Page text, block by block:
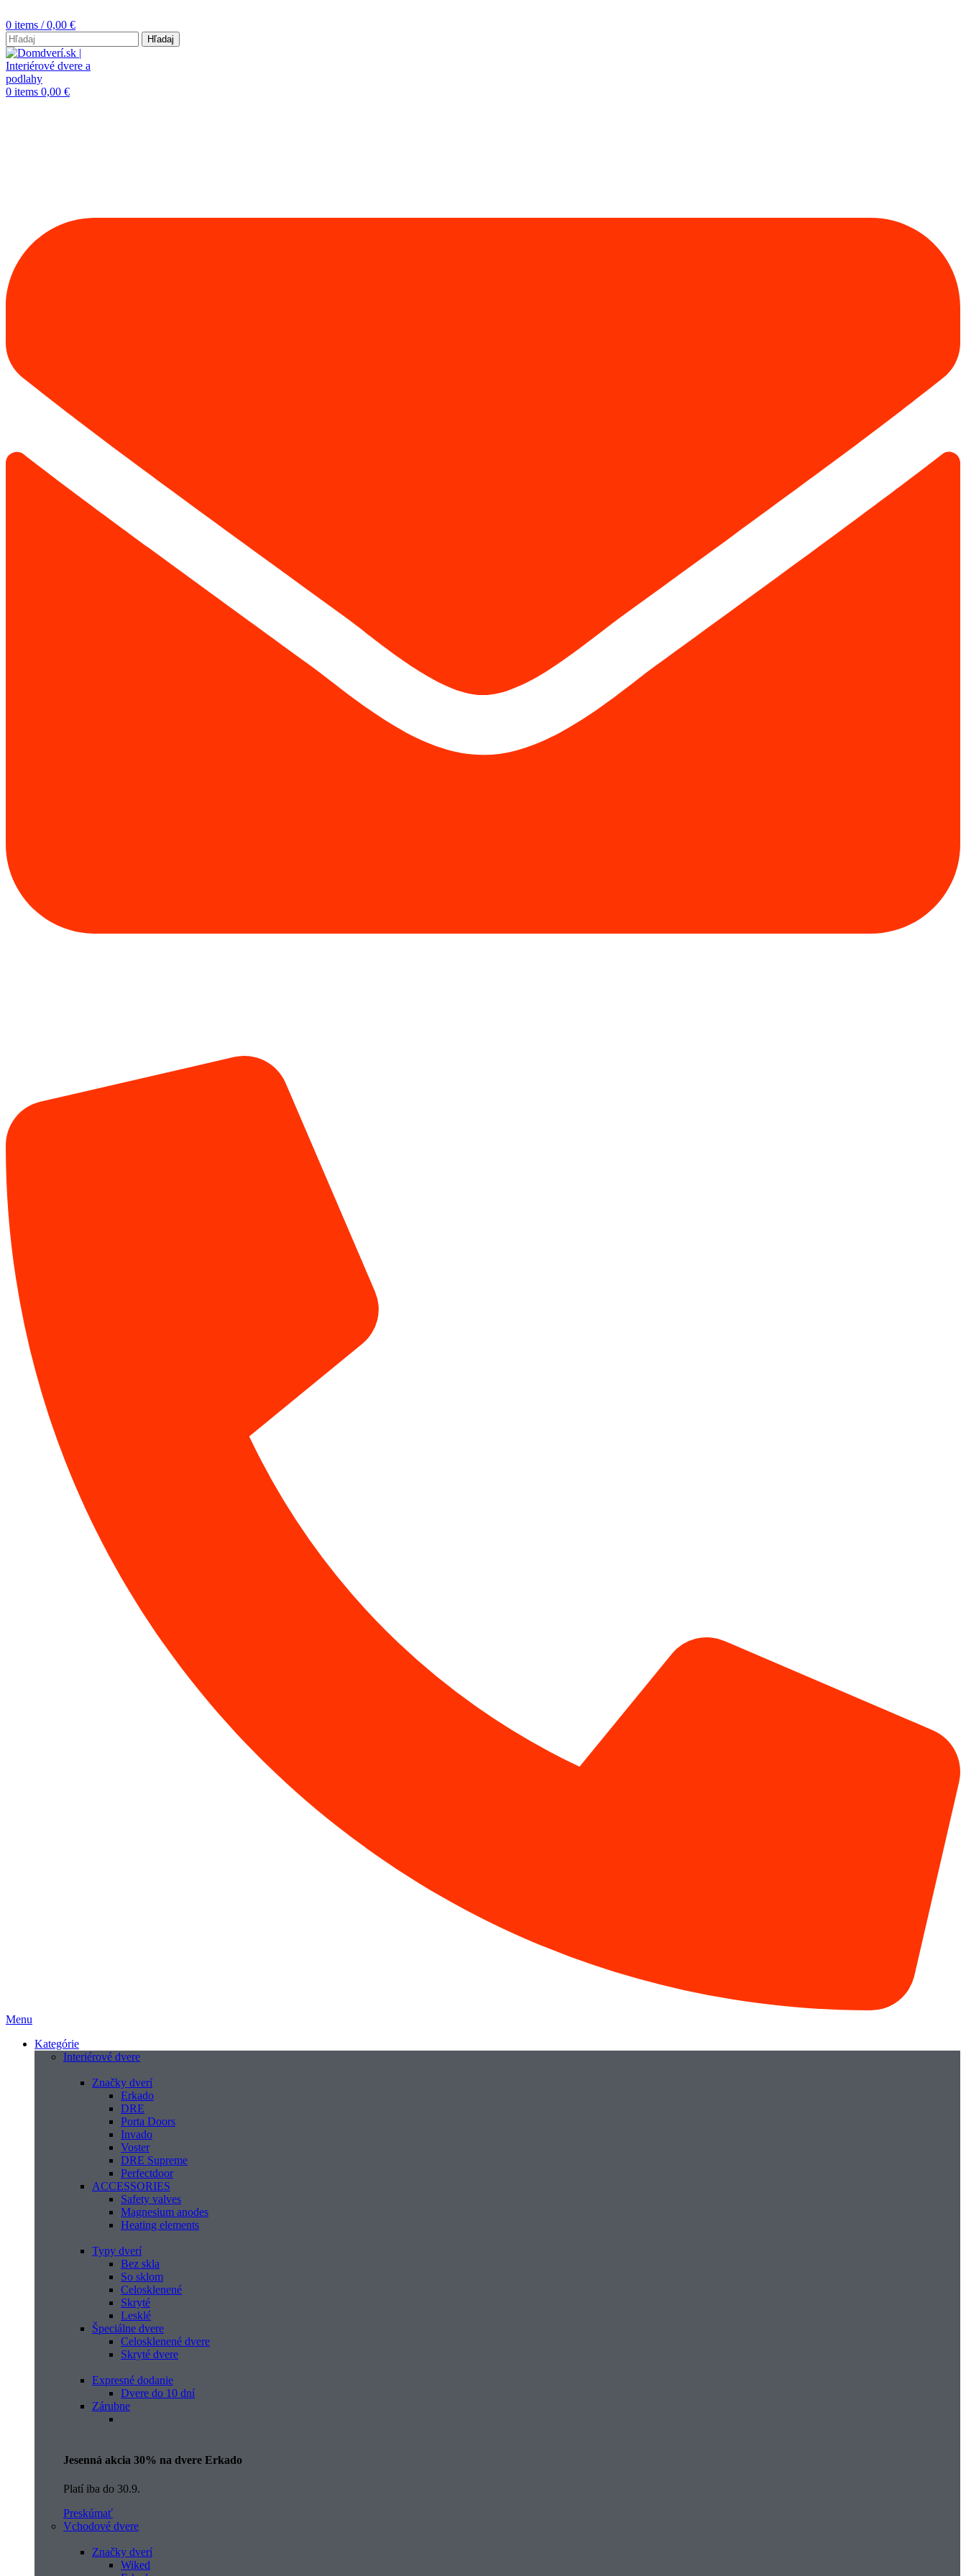
0 items / 0,00 €
Hľadaj
0 items 0,00 €
Menu
Kategórie
Interiérové dvere
Značky dverí
Erkado
DRE
Porta Doors
Invado
Voster
DRE Supreme
Perfectdoor
ACCESSORIES
Safety valves
Magnesium anodes
Heating elements
Typy dverí
Bez skla
So sklom
Celosklenené
Skryté
Lesklé
Špeciálne dvere
Celosklenené dvere
Skryté dvere
Expresné dodanie
Dvere do 10 dní
Zárubne
Jesenná akcia 30% na dvere Erkado
Platí iba do 30.9.
Preskúmať
Vchodové dvere
Značky dverí
Wiked